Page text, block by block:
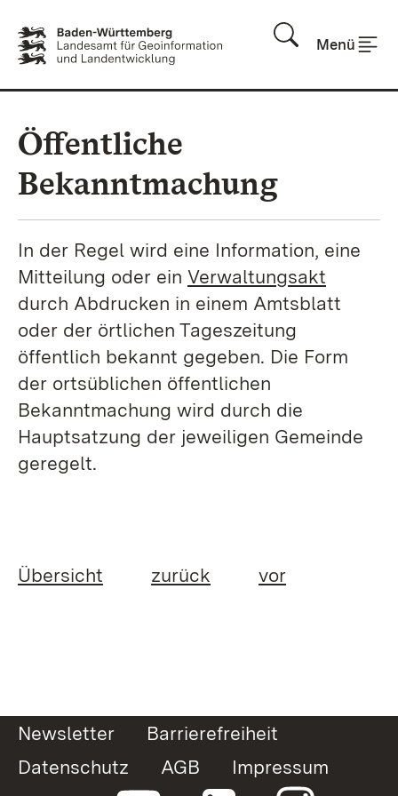
Menü
Öffentliche
Bekanntmachung
In der Regel wird eine Information, eine
Mitteilung oder ein Verwaltungsakt
durch Abdrucken in einem Amtsblatt
oder der örtlichen Tageszeitung
öffentlich bekannt gegeben. Die Form
der ortsüblichen öffentlichen
Bekanntmachung wird durch die
Hauptsatzung der jeweiligen Gemeinde
geregelt.
Übersicht zurück vor
Newsletter
Barrierefreiheit
Datenschutz
AGB Impressum